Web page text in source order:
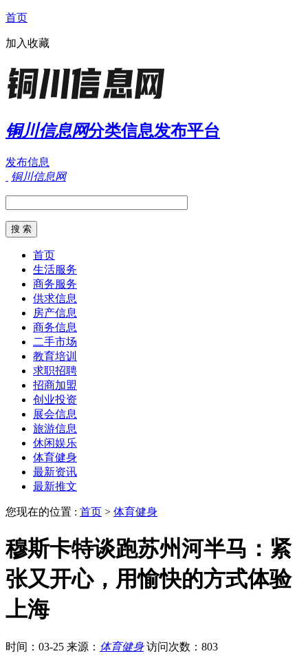
首页
加入收藏
铜川信息网分类信息发布平台
发布信息
铜川信息网
首页
生活服务
商务服务
供求信息
房产信息
商务信息
二手市场
教育培训
求职招聘
招商加盟
创业投资
展会信息
旅游信息
休闲娱乐
体育健身
最新资讯
最新推文
您现在的位置 : 首页 > 体育健身
穆斯卡特谈跑苏州河半马：紧
张又开心，用愉快的方式体验
上海
时间：03-25 来源： 体育健身 访问次数：803